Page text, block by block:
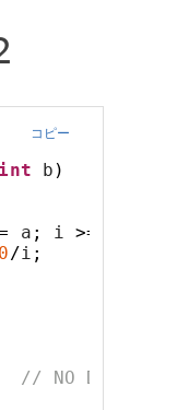
コピー
int b )
a ; i >=
/i ;
// NO